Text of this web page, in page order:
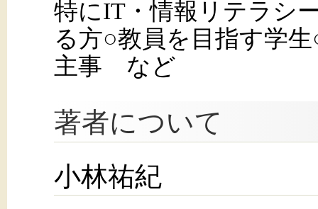
特にIT・情報リテラシ
る方○教員を目指す学
主事 など
著者について
小林祐紀